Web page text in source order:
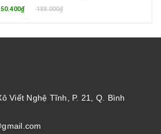
188.000₫
Viết Nghệ Tĩnh, P. 21, Q. Bình